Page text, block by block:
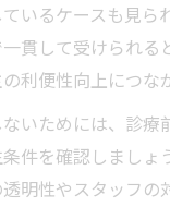
いるケースも見ら
貫して受けられる
利便性向上につな
いためには、診療
件を確認しましょ
明性やスタッフの